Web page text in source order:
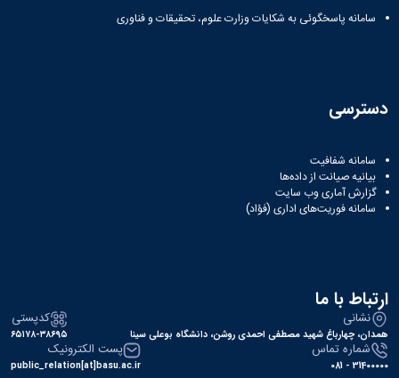
سامانه پاسخگوئی به شکایات وزارت علوم، تحقیقات و فناوری
دسترسی
سامانه شفافیت
بیانیه صیانت از داده‌ها
گزارش آماری وب‌ سایت
سامانه فوریت‌های اداری (فؤاد)
ارتباط با ما
نشانی
همدان، چهارباغ شهید مصطفی احمدی روشن، دانشگاه بوعلی سینا
کدپستی
۶۵۱۷۸-۳۸۶۹۵
شماره تماس
31400000 - 081
پست الکترونیک
public_relation[at]basu.ac.ir